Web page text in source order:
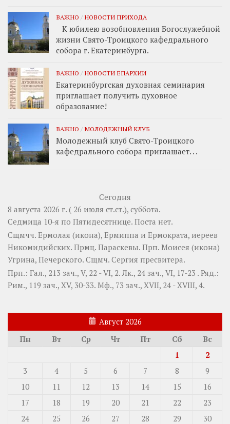
ВАЖНО / НОВОСТИ ПРИХОДА
К юбилею возобновления Богослужебной
жизни Свято-Троицкого кафедрального
собора г. Екатеринбурга.
ВАЖНО / НОВОСТИ ЕПАРХИИ
Екатеринбургская духовная семинария
приглашает получить духовное
образование!
ВАЖНО / МОЛОДЕЖНЫЙ КЛУБ
Молодежный клуб Свято-Троицкого
кафедрального собора приглашает. . .
Сегодня
8 августа 2026 г. ( 26 июля ст.ст.), суббота.
Седмица 10-я по Пятидесятнице. Поста нет.
Сщмчч. Ермолая (икона), Ермиппа и Ермократа, иереев
Никомидийских. Прмц. Параскевы. Прп. Моисея (икона)
Угрина, Печерского. Сщмч. Сергия пресвитера.
Прп.: Гал., 213 зач., V, 22 - VI, 2. Лк., 24 зач., VI, 17-23 . Ряд.:
Рим., 119 зач., XV, 30-33. Мф., 73 зач., XVII, 24 - XVIII, 4.
Август 2026
Пн
Вт Ср Чт Пт Сб
Вс
1
2
3
4 5 6 7 8
9
10
11 12 13 14 15
16
17
18 19 20 21 22
23
24
25 26 27 28 29
30